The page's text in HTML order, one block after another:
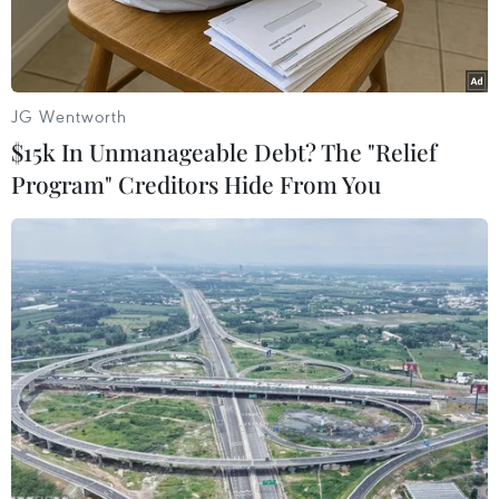
Binh sỹ Ukraine làm nhiệm vụ tại vùng Donetsk, ngày
12/10/2022. (Ảnh: AFP/TTXVN)
Ngày 31/5, Bộ Quốc phòng Nga thông báo Nga và
Ukraine đã trao đổi tù binh theo một thỏa thuận
do Các Tiểu vương quốc Arab Thống nhất (UAE)
JG Wentworth
$15k In Unmanageable Debt? The "Relief
Program" Creditors Hide From You